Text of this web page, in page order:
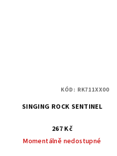
SINGING ROCK SENTINEL
267 Kč
Momentálně nedostupné
KÓD: RK711XX00